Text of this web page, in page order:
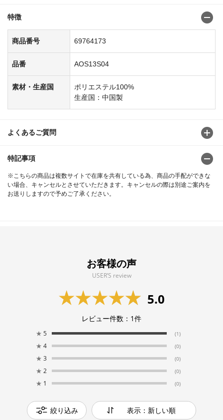
特徴
商品番号 69764173
品番 AOS13S04
素材・生産国
ポリエステル100%
生産国：中国製
よくあるご質問
特記事項
※こちらの商品は複数サイトで在庫を共有している為、商品の手配ができな
い場合、キャンセルとさせていただきます。キャンセルの際は別途ご案内を
お送りしますので予めご了承ください。
お客様の声
USER’S review
5.0
レビュー件数： 1件
★ 5 (1)
★ 4 (0)
★ 3 (0)
★ 2 (0)
★ 1 (0)
絞り込み 表示：新しい順